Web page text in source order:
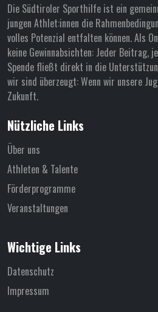
Die Südtiroler Sporthilfe ist ein
jungen Athlet:innen die
volles Potenzial entfalten können. Als
keine Gewinnabsichten: Jeder Beitrag,
Spende fließt direkt in die
wir sind überzeugt: Wenn wir unsere
Zukunft.
Nützliche Links
Über uns
Athleten & Talente
Förderprogramme
Veranstaltungen
Wichtige Links
Datenschutz
Impressum